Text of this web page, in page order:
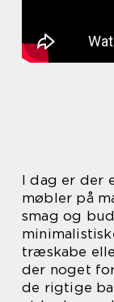
I dag er der
møbler på
smag og
træskabe
der noget
de rigtige